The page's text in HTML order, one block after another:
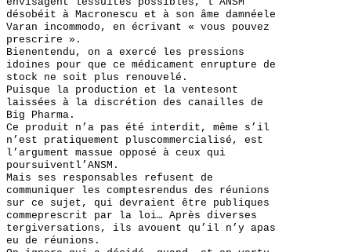
désobéit à Macronescu et à son âme damnéele
Varan incommodo, en écrivant « vous pouvez
prescrire ».
Bienentendu, on a exercé les pressions
idoines pour que ce médicament enrupture de
stock ne soit plus renouvelé.
Puisque la production et la ventesont
laissées à la discrétion des canailles de
Big Pharma.
Ce produit n’a pas été interdit, même s’il
n’est pratiquement pluscommercialisé, est
l’argument massue opposé à ceux qui
poursuiventl’ANSM.
Mais ses responsables refusent de
communiquer les comptesrendus des réunions
sur ce sujet, qui devraient être publiques
commeprescrit par la loi… Après diverses
tergiversations, ils avouent qu’il n’y apas
eu de réunions.